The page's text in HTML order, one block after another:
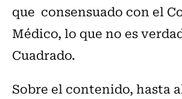
que consensuado con el
Médico, lo que no es
Cuadrado.
Sobre el contenido, hasta